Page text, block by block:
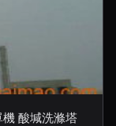
酸堿洗滌塔